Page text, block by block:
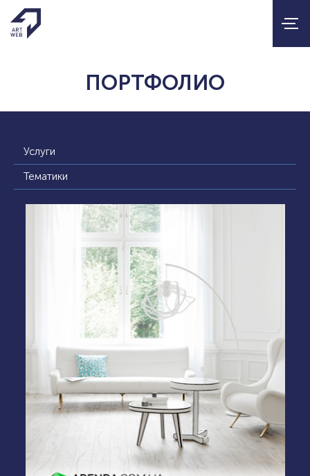
ПОРТФОЛИО
Услуги
Тематики